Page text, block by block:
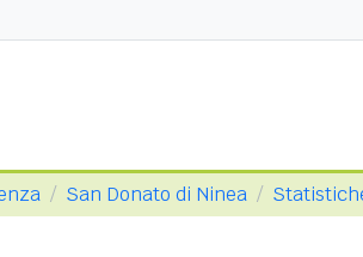
San Donato di Ninea